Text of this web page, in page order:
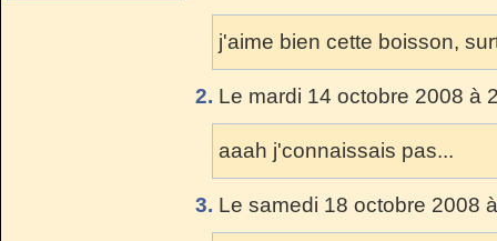
j'aime bien cette boisson,
2. Le mardi 14 octobre 2008 à
aaah j'connaissais pas...
3. Le samedi 18 octobre 2008